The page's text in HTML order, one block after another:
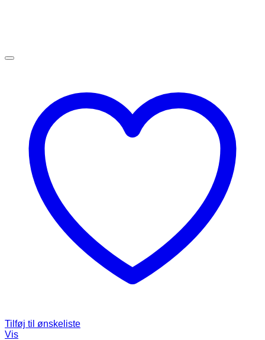
Tilføj til ønskeliste
Vis